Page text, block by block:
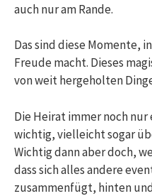
auch nur am Rande.
Das sind diese Momente,
Freude macht. Dieses
von weit hergeholten
Die Heirat immer noch
wichtig, vielleicht sogar
Wichtig dann aber doch,
dass sich alles andere
zusammenfügt, hinten